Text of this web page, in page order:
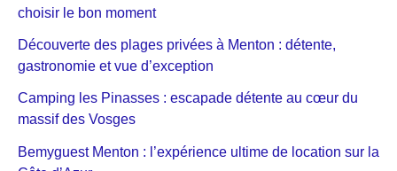
choisir le bon moment
Découverte des plages privées à Menton : détente,
gastronomie et vue d’exception
Camping les Pinasses : escapade détente au cœur du
massif des Vosges
Bemyguest Menton : l’expérience ultime de location sur la